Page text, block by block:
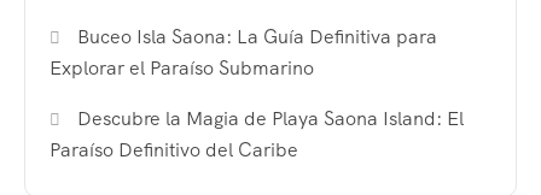
Buceo Isla Saona: La Guía Definitiva para
Explorar el Paraíso Submarino
Descubre la Magia de Playa Saona Island: El
Paraíso Definitivo del Caribe